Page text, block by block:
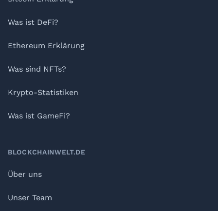
Was ist DeFi?
Ethereum Erklärung
Was sind NFTs?
Krypto-Statistiken
Was ist GameFi?
BLOCKCHAINWELT.DE
Über uns
Unser Team